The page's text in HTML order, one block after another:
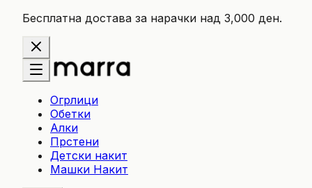
Бесплатна достава за нарачки над 3,000 ден.
Огрлици
Обетки
Алки
Прстени
Детски накит
Машки Накит